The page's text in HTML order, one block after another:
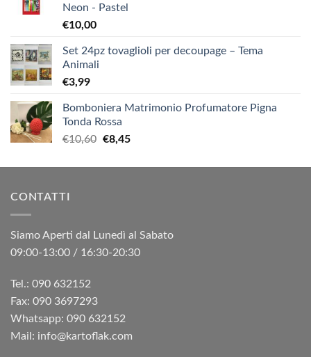
Neon - Pastel
€10,00
Set 24pz tovaglioli per decoupage – Tema
Animali
€3,99
Bomboniera Matrimonio Profumatore Pigna
Tonda Rossa
€10,60 Il
originale
€8,45Il
attuale
CONTATTI
Siamo Aperti dal Lunedì al Sabato
09:00-13:00 / 16:30-20:30
Tel.: 090 632152
Fax: 090 3697293‬
Whatsapp: 090 632152
Mail: info@kartoflak.com